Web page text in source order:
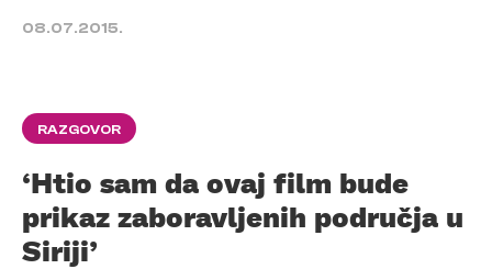
08.07.2015.
RAZGOVOR
‘Htio sam da ovaj film bude
prikaz zaboravljenih područja u
Siriji’